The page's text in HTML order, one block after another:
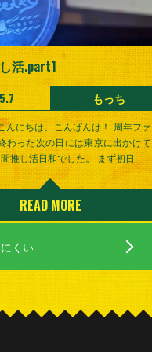
活.part1
もっち
んにちは、こんばんは！ 周年ファ
わった次の日には東京に出かけて
推し活日和でした。 まず初日
READ MORE
くい